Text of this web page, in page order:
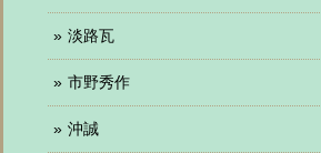
淡路瓦
市野秀作
沖誠